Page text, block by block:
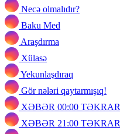
Necə olmalıdır?
Baku Med
Araşdırma
Xülasə
Yekunlaşdıraq
Gör nələri qaytarmışıq!
XƏBƏR 00:00 TƏKRAR
XƏBƏR 21:00 TƏKRAR